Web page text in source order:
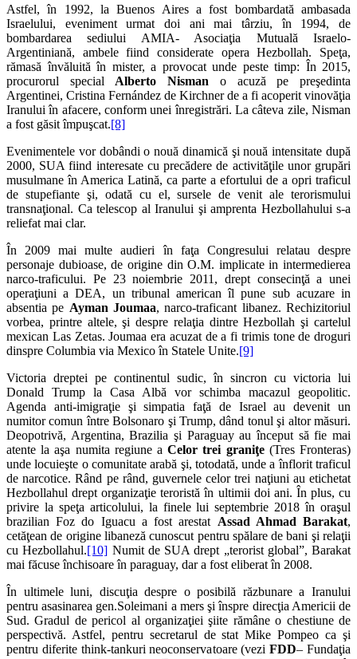
Astfel, în 1992, la Buenos Aires a fost bombardată ambasada
Israelului, eveniment urmat doi ani mai târziu, în 1994, de
bombardarea sediului AMIA- Asociaţia Mutuală Israelo-
Argentiniană, ambele fiind considerate opera Hezbollah. Speţa,
rămasă învăluită în mister, a provocat unde peste timp: În 2015,
procurorul special Alberto Nisman o acuză pe preşedinta
Argentinei, Cristina Fernández de Kirchner de a fi acoperit vinovăţia
Iranului în afacere, conform unei înregistrări. La câteva zile, Nisman
a fost găsit împuşcat.[8]
Evenimentele vor dobândi o nouă dinamică şi nouă intensitate după
2000, SUA fiind interesate cu precădere de activităţile unor grupări
musulmane în America Latină, ca parte a efortului de a opri traficul
de stupefiante şi, odată cu el, sursele de venit ale terorismului
transnaţional. Ca telescop al Iranului şi amprenta Hezbollahului s-a
reliefat mai clar.
În 2009 mai multe audieri în faţa Congresului relatau despre
personaje dubioase, de origine din O.M. implicate in intermedierea
narco-traficului. Pe 23 noiembrie 2011, drept consecinţă a unei
operaţiuni a DEA, un tribunal american îl pune sub acuzare in
absentia pe Ayman Joumaa, narco-traficant libanez. Rechizitoriul
vorbea, printre altele, şi despre relaţia dintre Hezbollah şi cartelul
mexican Las Zetas. Joumaa era acuzat de a fi trimis tone de droguri
dinspre Columbia via Mexico în Statele Unite.[9]
Victoria dreptei pe continentul sudic, în sincron cu victoria lui
Donald Trump la Casa Albă vor schimba macazul geopolitic.
Agenda anti-imigraţie şi simpatia faţă de Israel au devenit un
numitor comun între Bolsonaro şi Trump, dând tonul şi altor măsuri.
Deopotrivă, Argentina, Brazilia şi Paraguay au început să fie mai
atente la aşa numita regiune aCelor trei graniţe(Tres Fronteras)
unde locuieşte o comunitate arabă şi, totodată, unde a înflorit traficul
de narcotice. Rând pe rând, guvernele celor trei naţiuni au etichetat
Hezbollahul drept organizaţie teroristă în ultimii doi ani. În plus, cu
privire la speţa articolului, la finele lui septembrie 2018 în oraşul
brazilian Foz do Iguacu a fost arestat Assad Ahmad Barakat,
cetăţean de origine libaneză cunoscut pentru spălare de bani şi relaţii
cu Hezbollahul.[10] Numit de SUA drept „terorist global”, Barakat
mai făcuse închisoare în paraguay, dar a fost eliberat în 2008.
În ultimele luni, discuţia despre o posibilă răzbunare a Iranului
pentru asasinarea gen.Soleimani a mers şi înspre direcţia Americii de
Sud. Gradul de pericol al organizaţiei şiite rămâne o chestiune de
perspectivă. Astfel, pentru secretarul de stat Mike Pompeo ca şi
pentru diferite think-tankuri neoconservatoare (veziFDD– Fundaţia